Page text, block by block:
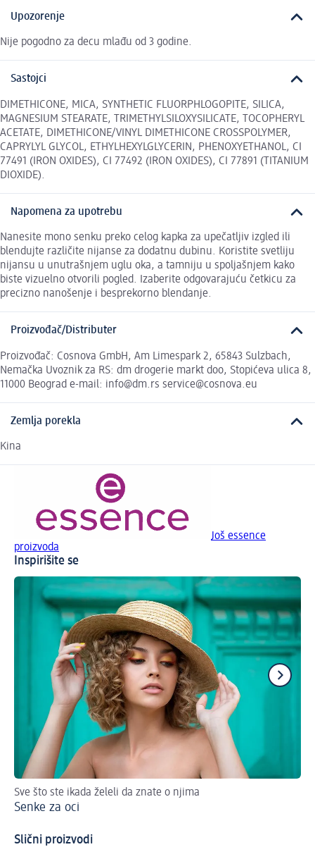
Upozorenje
Nije pogodno za decu mlađu od 3 godine.
Sastojci
DIMETHICONE, MICA, SYNTHETIC FLUORPHLOGOPITE, SILICA,
MAGNESIUM STEARATE, TRIMETHYLSILOXYSILICATE, TOCOPHERYL
ACETATE, DIMETHICONE/VINYL DIMETHICONE CROSSPOLYMER,
CAPRYLYL GLYCOL, ETHYLHEXYLGLYCERIN, PHENOXYETHANOL, CI
77491 (IRON OXIDES), CI 77492 (IRON OXIDES), CI 77891 (TITANIUM
DIOXIDE).
Napomena za upotrebu
Nanesite mono senku preko celog kapka za upečatljiv izgled ili
blendujte različite nijanse za dodatnu dubinu. Koristite svetliju
nijansu u unutrašnjem uglu oka, a tamniju u spoljašnjem kako
biste vizuelno otvorili pogled. Izaberite odgovarajuću četkicu za
precizno nanošenje i besprekorno blendanje.
Proizvođač/Distributer
Proizvođač: Cosnova GmbH, Am Limespark 2, 65843 Sulzbach,
Nemačka Uvoznik za RS: dm drogerie markt doo, Stopićeva ulica 8,
11000 Beograd e-mail: info@dm.rs service@cosnova.eu
Zemlja porekla
Kina
Još essence
proizvoda
Inspirišite se
Sve što ste ikada želeli da znate o njima
Senke za oci
Slični proizvodi